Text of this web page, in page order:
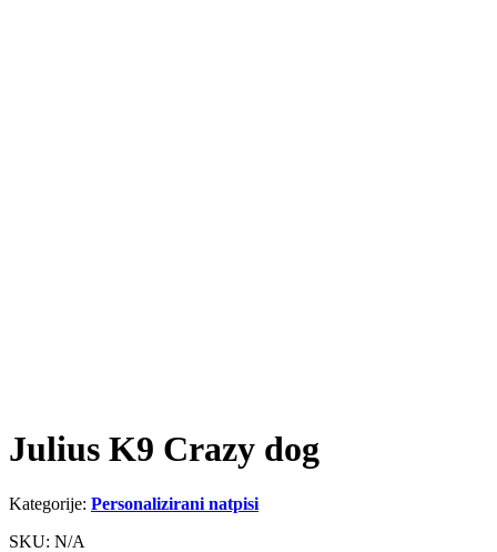
Julius K9 Crazy dog
Kategorije: Personalizirani natpisi
SKU: N/A